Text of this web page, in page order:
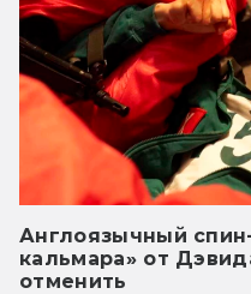
Англоязычный
кальмара» от
отменить